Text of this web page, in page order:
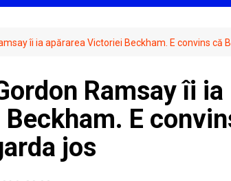
îi ia apărarea Victoriei Beckham. E convins că
Ramsay îi ia
E
jos